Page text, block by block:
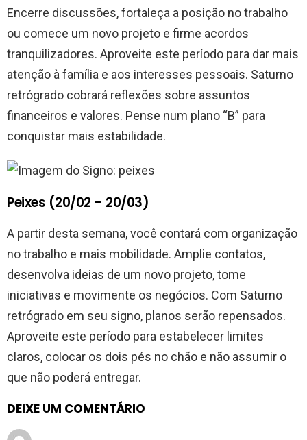
Encerre discussões, fortaleça a posição no trabalho
ou comece um novo projeto e firme acordos
tranquilizadores. Aproveite este período para dar mais
atenção à família e aos interesses pessoais. Saturno
retrógrado cobrará reflexões sobre assuntos
financeiros e valores. Pense num plano “B” para
conquistar mais estabilidade.
Peixes (20/02 – 20/03)
A partir desta semana, você contará com organização
no trabalho e mais mobilidade. Amplie contatos,
desenvolva ideias de um novo projeto, tome
iniciativas e movimente os negócios. Com Saturno
retrógrado em seu signo, planos serão repensados.
Aproveite este período para estabelecer limites
claros, colocar os dois pés no chão e não assumir o
que não poderá entregar.
DEIXE UM COMENTÁRIO